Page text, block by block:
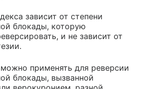
зависит от степени
блокады, которую
и не зависит от
применять для реверсии
блокады, вызванной